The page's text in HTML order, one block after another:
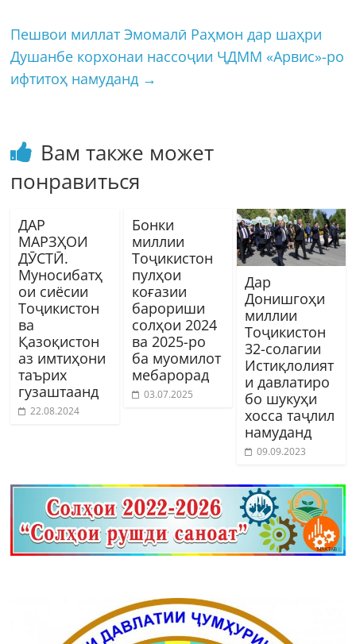
Пешвои миллат Эмомалӣ Раҳмон дар шаҳри
Душанбе корхонаи нассоҷии ҶДММ «Арвис»-ро
ифтитоҳ намуданд →
Вам также может
понравиться
ДАР
МАРЗҲОИ
ДӮСТӢ.
Муносибатҳ
ои сиёсии
Тоҷикистон
ва
Қазоқистон
аз имтиҳони
таърих
гузаштаанд
22.08.2024
Бонки
миллии
Тоҷикистон
пулҳои
коғазии
барориши
солҳои 2024
ва 2025-ро
ба муомилот
мебарорад
03.07.2025
Дар
Донишгоҳи
миллии
Тоҷикистон
32-солагии
Истиқлолият
и давлатиро
бо шукуҳи
хосса таҷлил
намуданд
09.09.2023